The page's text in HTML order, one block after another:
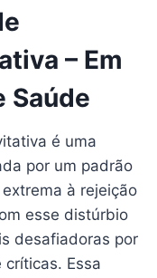
– Em
Saúde
é uma
por um padrão
à rejeição
esse distúrbio
desafiadoras por
Essa